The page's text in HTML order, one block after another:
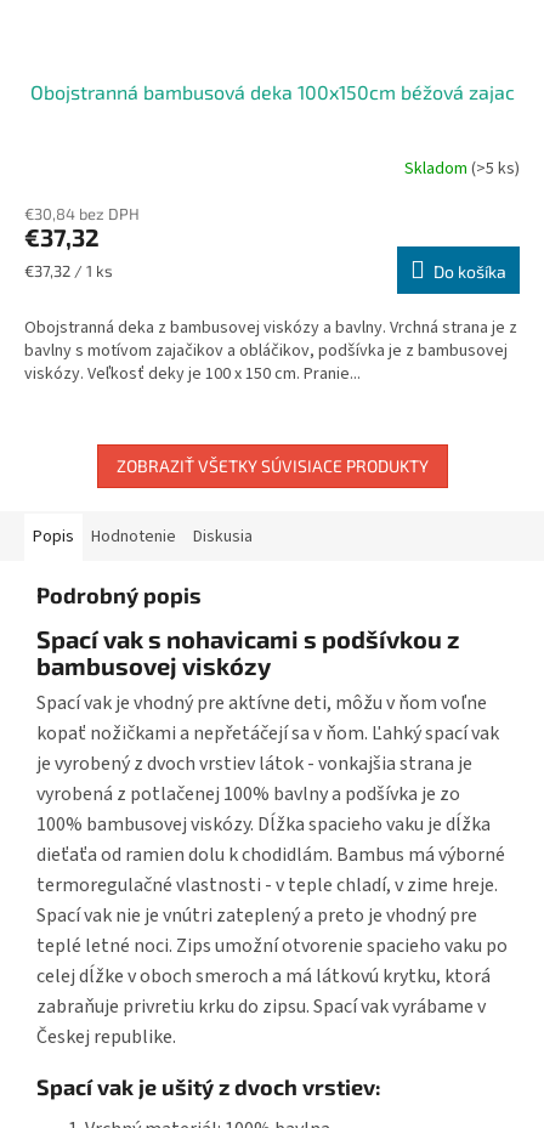
Obojstranná bambusová deka 100x150cm béžová zajac
Skladom (>5 ks)
€30,84 bez DPH
€37,32
Jednotková
€37,32 / 1 ks Do košíka
Obojstranná deka z bambusovej viskózy a bavlny. Vrchná strana je z
bavlny s motívom zajačikov a obláčikov, podšívka je z bambusovej
viskózy. Veľkosť deky je 100 x 150 cm. Pranie...
ZOBRAZIŤ VŠETKY SÚVISIACE PRODUKTY
Popis Hodnotenie Diskusia
Podrobný popis
Spací vak s nohavicami s podšívkou z
bambusovej viskózy
Spací vak je vhodný pre aktívne deti, môžu v ňom voľne
kopať nožičkami a nepřetáčejí sa v ňom. Ľahký spací vak
je vyrobený z dvoch vrstiev látok - vonkajšia strana je
vyrobená z potlačenej 100% bavlny a podšívka je zo
100% bambusovej viskózy. Dĺžka spacieho vaku je dĺžka
dieťaťa od ramien dolu k chodidlám. Bambus má výborné
termoregulačné vlastnosti - v teple chladí, v zime hreje.
Spací vak nie je vnútri zateplený a preto je vhodný pre
teplé letné noci. Zips umožní otvorenie spacieho vaku po
celej dĺžke v oboch smeroch a má látkovú krytku, ktorá
zabraňuje privretiu krku do zipsu. Spací vak vyrábame v
Českej republike.
Spací vak je ušitý z dvoch vrstiev: